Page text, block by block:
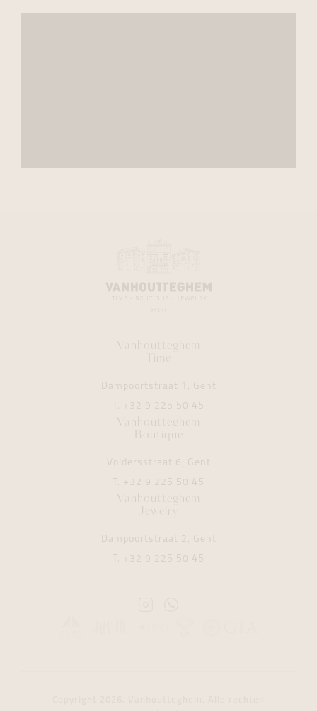
Vanhoutteghem
Time
Dampoortstraat 1, Gent
T. +32 9 225 50 45
Vanhoutteghem
Boutique
Voldersstraat 6, Gent
T. +32 9 225 50 45
Vanhoutteghem
Jewelry
Dampoortstraat 2, Gent
T. +32 9 225 50 45